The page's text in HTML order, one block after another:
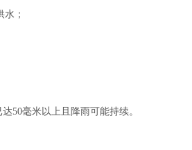
；
50毫米以上且降雨可能持续。